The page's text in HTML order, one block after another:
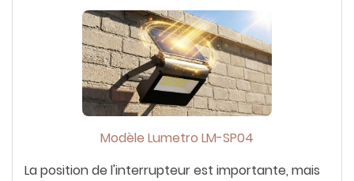
Modèle Lumetro LM-SP04
La position de l'interrupteur est importante, mais